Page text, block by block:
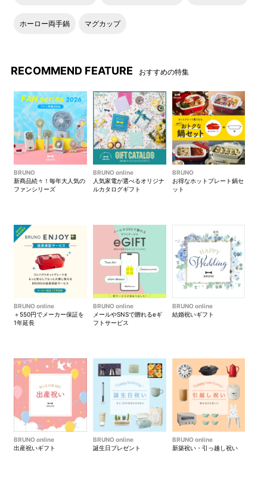
ホーロー両手鍋 マグカップ
RECOMMEND FEATURE おすすめの特集
BRUNO
新商品続々！毎年大人気の
ファンシリーズ
BRUNO online
人気家電が選べるオリジナ
ルカタログギフト
BRUNO
お得なホットプレート鍋セ
ット
BRUNO online
＋550円でメーカー保証を
1年延長
BRUNO online
メールやSNSで贈れるeギ
フトサービス
BRUNO online
結婚祝いギフト
BRUNO online
出産祝いギフト
BRUNO online
誕生日プレゼント
BRUNO online
新築祝い・引っ越し祝い